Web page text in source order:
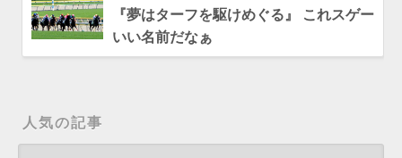
『夢はターフを駆けめぐる』 これスゲー
いい名前だなぁ
人気の記事